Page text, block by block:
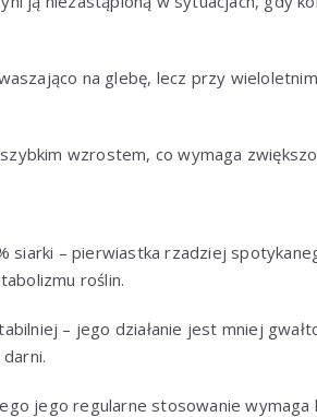
na glebę, lecz przy
wzrostem, co wymaga
siarki – pierwiastka rzadziej
roślin.
– jego działanie jest mniej
jego regularne stosowanie